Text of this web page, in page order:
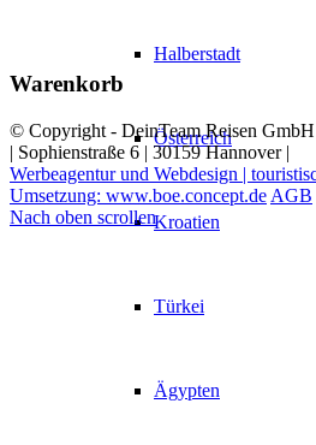
Halberstadt
Österreich
Kroatien
Türkei
Ägypten
Warenkorb
© Copyright - DeinTeam Reisen
| Sophienstraße 6 | 30159 Hannover |
Werbeagentur und Webdesign |
Umsetzung: www.boe.concept.de AGB
Nach oben scrollen